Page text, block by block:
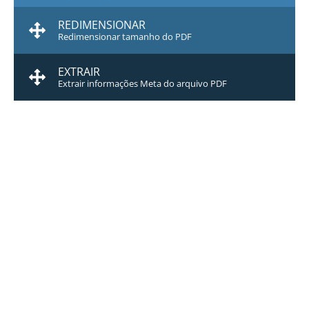
REDIMENSIONAR
Redimensionar tamanho do PDF
EXTRAIR
Extrair informações Meta do arquivo PDF